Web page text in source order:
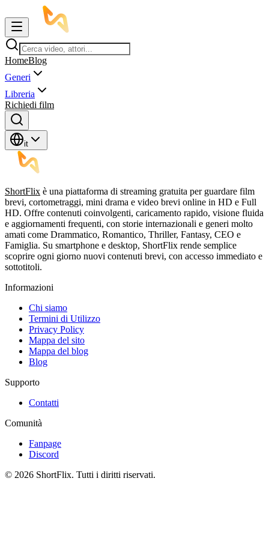
HomeBlog
Generi
Libreria
Richiedi film
it
ShortFlix è una piattaforma di streaming gratuita per guardare film
brevi, cortometraggi, mini drama e video brevi online in HD e Full
HD. Offre contenuti coinvolgenti, caricamento rapido, visione fluida
e aggiornamenti frequenti, con storie internazionali e generi molto
amati come Drammatico, Romantico, Thriller, Fantasy, CEO e
Famiglia. Su smartphone e desktop, ShortFlix rende semplice
scoprire ogni giorno nuovi contenuti brevi, con accesso immediato e
sottotitoli.
Informazioni
Chi siamo
Termini di Utilizzo
Privacy Policy
Mappa del sito
Mappa del blog
Blog
Supporto
Contatti
Comunità
Fanpage
Discord
© 2026 ShortFlix. Tutti i diritti riservati.